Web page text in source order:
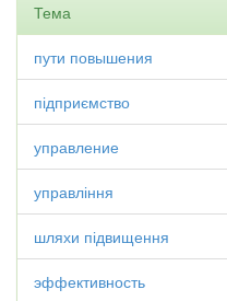
Тема
пути повышения
підприємство
управление
управління
шляхи підвищення
эффективность